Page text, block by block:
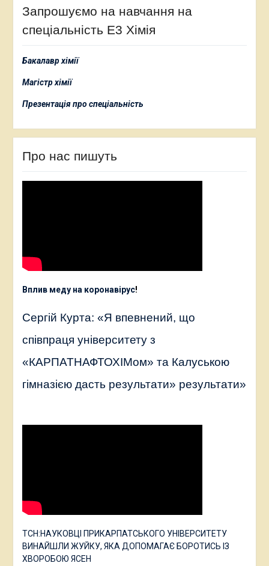
Запрошуємо на навчання на
спеціальність Е3 Хімія
Бакалавр хімії
Магістр хімії
Презентація про спеціальність
Про нас пишуть
Вплив меду на коронавірус!
Сергій Курта: «Я впевнений, що
співпраця університету з
«КАРПАТНАФТОХІМом» та Калуською
гімназією дасть результати» результати»
ТСН:НАУКОВЦІ ПРИКАРПАТСЬКОГО УНІВЕРСИТЕТУ
ВИНАЙШЛИ ЖУЙКУ, ЯКА ДОПОМАГАЄ БОРОТИСЬ ІЗ
ХВОРОБОЮ ЯСЕН